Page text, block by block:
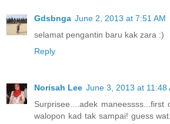
Gdsbnga June 2, 2013 at 7:51 AM
selamat pengantin baru kak zara :)
Reply
Norisah Lee June 3, 2013 at 11:48
Surprisee....adek maneessss...first
walopon kad tak sampai! guess